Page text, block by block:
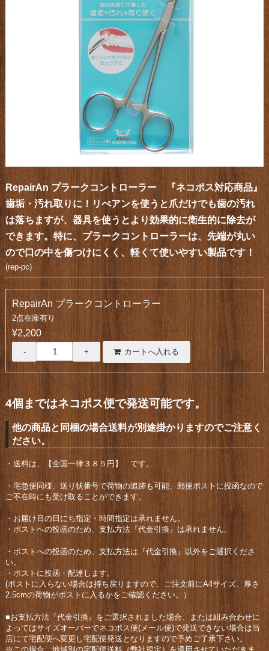
RepairAn プラークコントローラー 『ネコポス対応商品』
歯垢・汚れ取りに！リぺアンを使うと爪だけでも歯の汚れ
は落ちますが、器具を使うとより効果的に衛生的に除去が
できます。特に、プラークコントローラーは、先端が丸い
ので口の中を傷つけにくく、軽くて使いやすい製品です！
(rep-pc)
RepairAn プラークコントローラー
2点在庫有り
¥2,200
4個まではネコポス便で発送可能です。
他の商品と同梱の場合送料が別途掛かりますのでご注意く
ださい。
・送料は、【全国一律３８５円】 です。
・宅急便同様、送り状番号で荷物の追跡も可能、郵便ポストに投函なので
ご不在時にも受け取ることができます。
・お届け日の日にち指定・時間指定は承れません。
・ポストへの投函のため、支払方法『代金引換』は承れません。
・ポストへの投函のため、支払方法は『代金引換』以外をご選択くださ
い。
・ポストに投函・配達します。
(ポストに入らない場合は持ち戻りますので、ご注文前にA4サイズ、厚さ
2.5cmの荷物がポストに入るかをご確認ください。）
■お支払方法『代金引換』をご選択されました場合、または組み合わせに
よってはサイズオーバーでネコポス便(メール便)で発送できない場合は当
店にて宅配便へ変更し宅配便発送となりますので予めご了承下さい。